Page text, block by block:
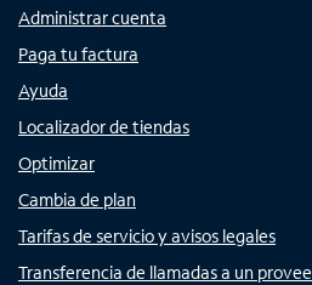
Administrar cuenta
Paga tu factura
Ayuda
Localizador de tiendas
Optimizar
Cambia de plan
Tarifas de servicio y avisos legales
Transferencia de llamadas a un